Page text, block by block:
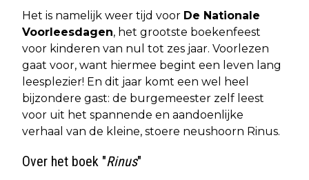
Het is namelijk weer tijd voor De Nationale
Voorleesdagen, het grootste boekenfeest
voor kinderen van nul tot zes jaar. Voorlezen
gaat voor, want hiermee begint een leven lang
leesplezier! En dit jaar komt een wel heel
bijzondere gast: de burgemeester zelf leest
voor uit het spannende en aandoenlijke
verhaal van de kleine, stoere neushoorn Rinus.
Over het boek "Rinus"